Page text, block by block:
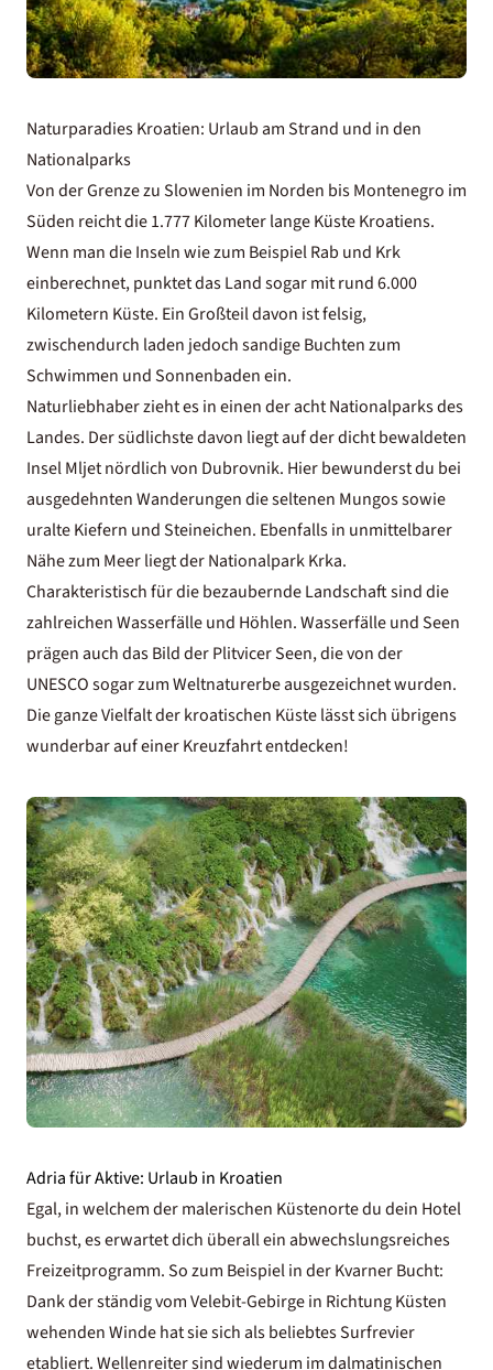
Naturparadies Kroatien: Urlaub am Strand und in den
Nationalparks
Von der Grenze zu Slowenien im Norden bis Montenegro im
Süden reicht die 1.777 Kilometer lange Küste Kroatiens.
Wenn man die Inseln wie zum Beispiel Rab und Krk
einberechnet, punktet das Land sogar mit rund 6.000
Kilometern Küste. Ein Großteil davon ist felsig,
zwischendurch laden jedoch sandige Buchten zum
Schwimmen und Sonnenbaden ein.
Naturliebhaber zieht es in einen der acht Nationalparks des
Landes. Der südlichste davon liegt auf der dicht bewaldeten
Insel Mljet nördlich von Dubrovnik. Hier bewunderst du bei
ausgedehnten Wanderungen die seltenen Mungos sowie
uralte Kiefern und Steineichen. Ebenfalls in unmittelbarer
Nähe zum Meer liegt der Nationalpark Krka.
Charakteristisch für die bezaubernde Landschaft sind die
zahlreichen Wasserfälle und Höhlen. Wasserfälle und Seen
prägen auch das Bild der Plitvicer Seen, die von der
UNESCO sogar zum Weltnaturerbe ausgezeichnet wurden.
Die ganze Vielfalt der kroatischen Küste lässt sich übrigens
wunderbar auf einer Kreuzfahrt entdecken!
Adria für Aktive: Urlaub in Kroatien
Egal, in welchem der malerischen Küstenorte du dein Hotel
buchst, es erwartet dich überall ein abwechslungsreiches
Freizeitprogramm. So zum Beispiel in der Kvarner Bucht:
Dank der ständig vom Velebit-Gebirge in Richtung Küsten
wehenden Winde hat sie sich als beliebtes Surfrevier
etabliert. Wellenreiter sind wiederum im dalmatinischen